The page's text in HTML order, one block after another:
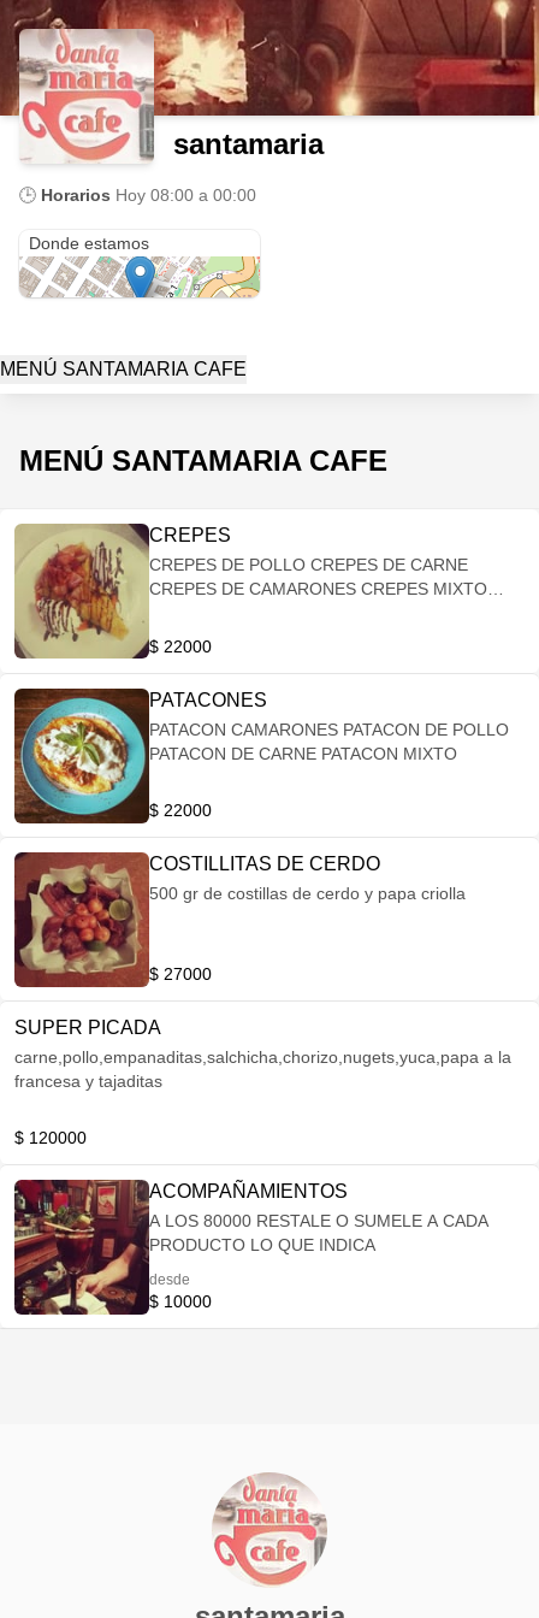
santamaria
🕒 Horarios Hoy 08:00 a 00:00
Donde estamos
MENÚ SANTAMARIA CAFE
MENÚ SANTAMARIA CAFE
CREPES
CREPES DE POLLO CREPES DE CARNE
CREPES DE CAMARONES CREPES MIXTO
$ 22000
PATACONES
PATACON CAMARONES PATACON DE POLLO
PATACON DE CARNE PATACON MIXTO
$ 22000
COSTILLITAS DE CERDO
500 gr de costillas de cerdo y papa criolla
$ 27000
SUPER PICADA
carne,pollo,empanaditas,salchicha,chorizo,nugets,yuca,papa a la
francesa y tajaditas
$ 120000
ACOMPAÑAMIENTOS
A LOS 80000 RESTALE O SUMELE A CADA
PRODUCTO LO QUE INDICA
desde
$ 10000